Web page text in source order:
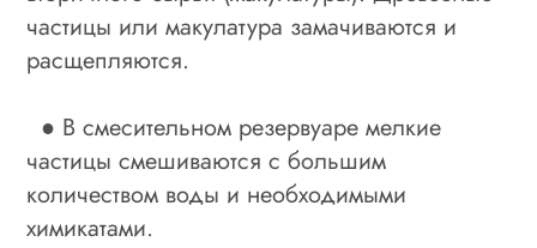
частицы или макулатура замачиваются и
расщепляются.
● В смесительном резервуаре мелкие
частицы смешиваются с большим
количеством воды и необходимыми
химикатами.